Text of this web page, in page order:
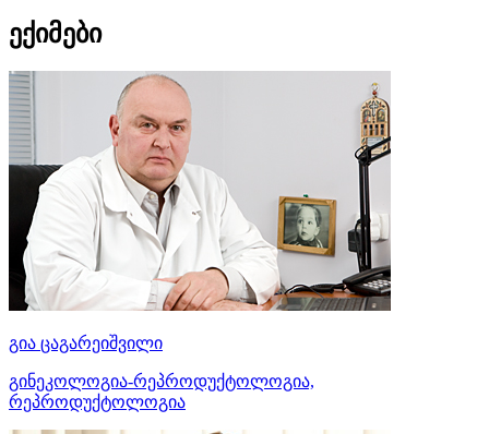
ექიმები
გია ცაგარეიშვილი
გინეკოლოგია-რეპროდუქტოლოგია,
რეპროდუქტოლოგია